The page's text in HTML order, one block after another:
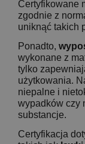
Certyfikowane
zgodnie z
uniknąć takich
Ponadto,
wykonane z
tylko
użytkowania.
niepalne i
wypadków czy
substancje.
Certyfikacja